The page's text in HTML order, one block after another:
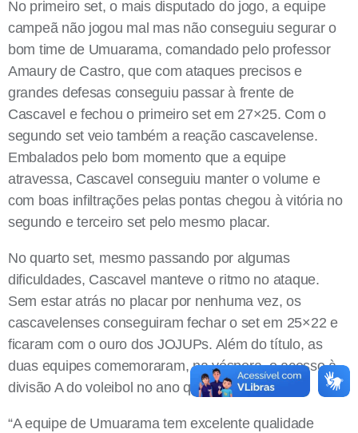
No primeiro set, o mais disputado do jogo, a equipe
campeã não jogou mal mas não conseguiu segurar o
bom time de Umuarama, comandado pelo professor
Amaury de Castro, que com ataques precisos e
grandes defesas conseguiu passar à frente de
Cascavel e fechou o primeiro set em 27×25. Com o
segundo set veio também a reação cascavelense.
Embalados pelo bom momento que a equipe
atravessa, Cascavel conseguiu manter o volume e
com boas infiltrações pelas pontas chegou à vitória no
segundo e terceiro set pelo mesmo placar.
No quarto set, mesmo passando por algumas
dificuldades, Cascavel manteve o ritmo no ataque.
Sem estar atrás no placar por nenhuma vez, os
cascavelenses conseguiram fechar o set em 25×22 e
ficaram com o ouro dos JOJUPs. Além do título, as
duas equipes comemoraram, na véspera, o acesso à
divisão A do voleibol no ano que vem.
“A equipe de Umuarama tem excelente qualidade